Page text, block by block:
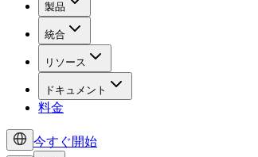
製品
統合
リソース
ドキュメント
料金
今すぐ開始